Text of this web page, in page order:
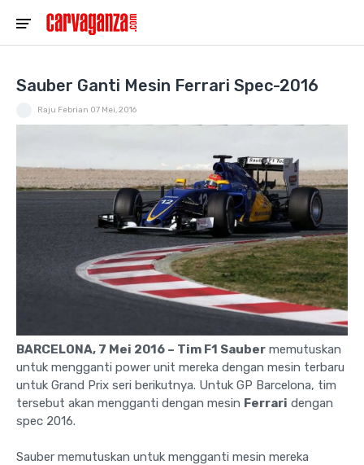
Sauber Ganti Mesin Ferrari Spec-2016
Raju Febrian 07 Mei, 2016
BARCELONA, 7 Mei 2016 – Tim F1 Sauber memutuskan
untuk mengganti power unit mereka dengan mesin terbaru
untuk Grand Prix seri berikutnya. Untuk GP Barcelona, tim
tersebut akan mengganti dengan mesin Ferrari dengan
spec 2016.
Sauber memutuskan untuk mengganti mesin mereka